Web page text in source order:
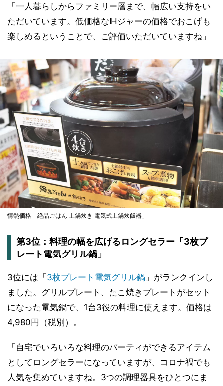
「一人暮らしからファミリー層まで、幅広い支持をい
ただいています。低価格なIHジャーの価格でおこげも
楽しめるということで、ご評価いただいていますね」
情熱価格「絶品ごはん 土鍋炊き 電気式土鍋炊飯器」
第3位：料理の幅を広げるロングセラー「3枚プ
レート電気グリル鍋」
3位には「3枚プレート電気グリル鍋 」がランクインし
ました。グリルプレート、たこ焼きプレートがセット
になった電気鍋で、1台3役の料理に使えます。価格は
4,980円（税別）。
「自宅でいろいろな料理のパーティができるアイテム
としてロングセラーになっていますが、コロナ禍でも
人気を集めていますね。3つの調理器具をひとつにま